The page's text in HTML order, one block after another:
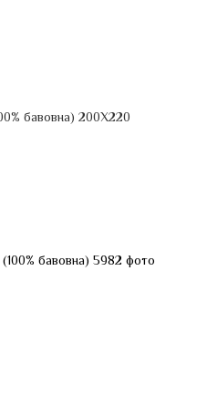
бавовна) 200Х220